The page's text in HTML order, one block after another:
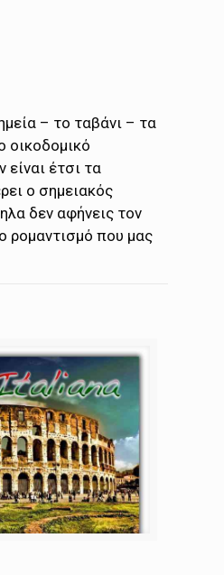
– το ταβάνι – τα
οικοδομικό
έτσι τα
ο σημειακός
δεν αφήνεις τον
ρομαντισμό που μας